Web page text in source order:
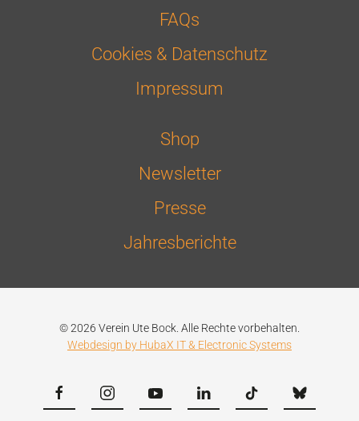
FAQs
Cookies & Datenschutz
Impressum
Shop
Newsletter
Presse
Jahresberichte
© 2026 Verein Ute Bock. Alle Rechte vorbehalten.
Webdesign by HubaX IT & Electronic Systems